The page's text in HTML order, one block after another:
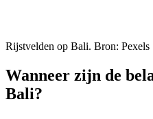
Rijstvelden op Bali. Bron: Pexels
Wanneer zijn de
Bali?